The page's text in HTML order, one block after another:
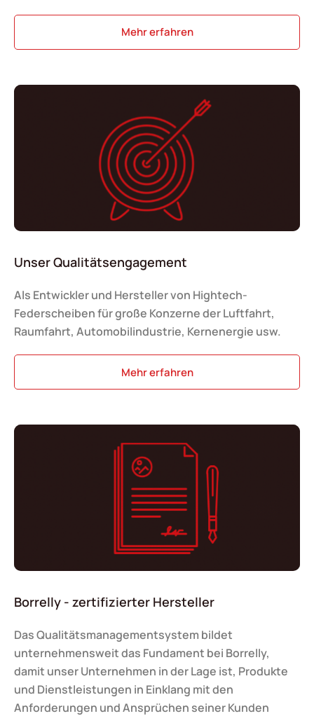
Mehr erfahren
Unser Qualitätsengagement
Als Entwickler und Hersteller von Hightech-
Federscheiben für große Konzerne der Luftfahrt,
Raumfahrt, Automobilindustrie, Kernenergie usw.
Mehr erfahren
Borrelly - zertifizierter Hersteller
Das Qualitätsmanagementsystem bildet
unternehmensweit das Fundament bei Borrelly,
damit unser Unternehmen in der Lage ist, Produkte
und Dienstleistungen in Einklang mit den
Anforderungen und Ansprüchen seiner Kunden